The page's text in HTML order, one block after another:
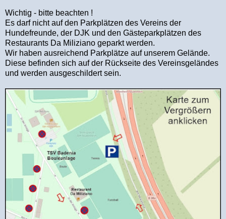
Wichtig - bitte beachten !
Es darf nicht auf den Parkplätzen des Vereins der
Hundefreunde, der DJK und den Gästeparkplätzen des
Restaurants Da Miliziano geparkt werden.
Wir haben ausreichend Parkplätze auf unserem Gelände.
Diese befinden sich auf der Rückseite des Vereinsgeländes
und werden ausgeschildert sein.